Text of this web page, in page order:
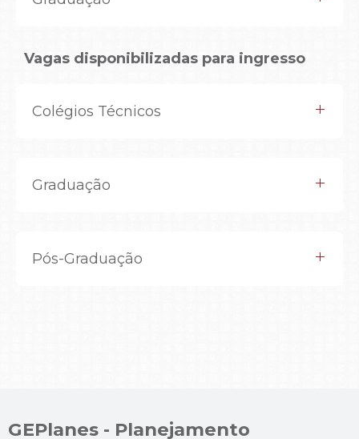
Vagas disponibilizadas para ingresso
Colégios Técnicos
Graduação
Pós-Graduação
GEPlanes - Planejamento